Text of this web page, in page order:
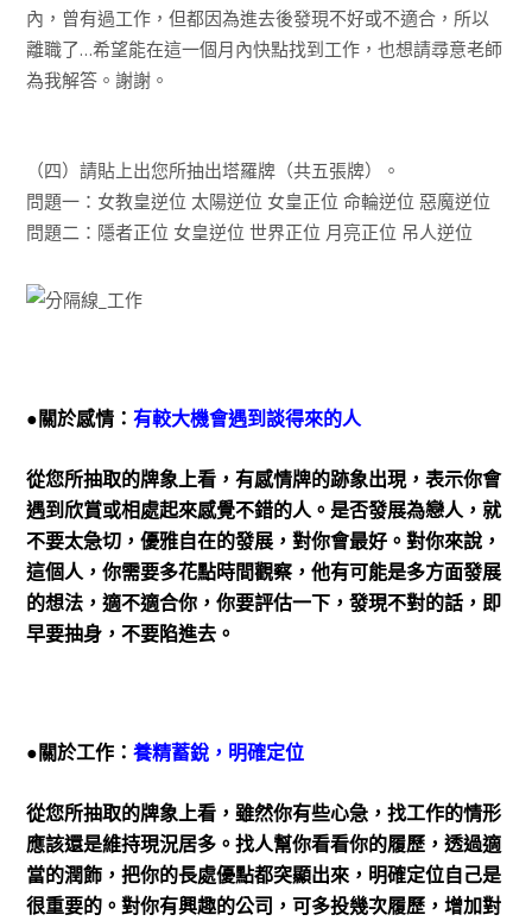
內，曾有過工作，但都因為進去後發現不好或不適合，所以
離職了…希望能在這一個月內快點找到工作，也想請尋意老師
為我解答。謝謝。
（四）請貼上出您所抽出塔羅牌（共五張牌）。
問題一：女教皇逆位 太陽逆位 女皇正位 命輪逆位 惡魔逆位
問題二：隱者正位 女皇逆位 世界正位 月亮正位 吊人逆位
●關於感情： 有較大機會遇到談得來的人
從您所抽取的牌象上看，有感情牌的跡象出現，表示你會
遇到欣賞或相處起來感覺不錯的人。是否發展為戀人，就
不要太急切，優雅自在的發展，對你會最好。對你來說，
這個人，你需要多花點時間觀察，他有可能是多方面發展
的想法，適不適合你，你要評估一下，發現不對的話，即
早要抽身，不要陷進去。
●關於工作： 養精蓄銳，明確定位
從您所抽取的牌象上看，雖然你有些心急，找工作的情形
應該還是維持現況居多。找人幫你看看你的履歷，透過適
當的潤飾，把你的長處優點都突顯出來，明確定位自己是
很重要的。對你有興趣的公司，可多投幾次履歷，增加對